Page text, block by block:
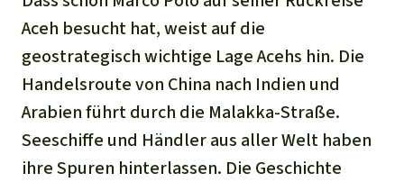
Aceh besucht hat, weist auf die
geostrategisch wichtige Lage Acehs hin. Die
Handelsroute von China nach Indien und
Arabien führt durch die Malakka-Straße.
Seeschiffe und Händler aus aller Welt haben
ihre Spuren hinterlassen. Die Geschichte